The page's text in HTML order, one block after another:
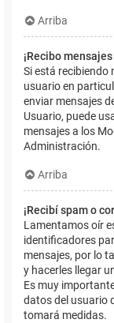
Arriba
¡Recibo
Si está recibiendo
usuario en
enviar mensajes
Usuario, puede
mensajes a los
Administración.
Arriba
¡Recibí spam o
Lamentamos oír
identificadores
mensajes, por lo
y hacerles llegar
Es muy
datos del usuario
tomará medidas.